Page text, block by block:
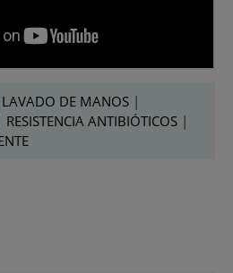
LAVADO DE MANOS |
RESISTENCIA ANTIBIÓTICOS |